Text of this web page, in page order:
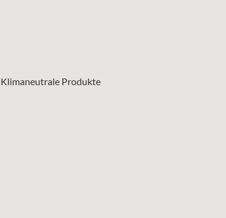
Klimaneutrale Produkte